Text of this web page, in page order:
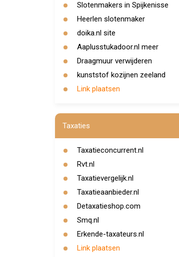
Slotenmakers in Spijkenisse
Heerlen slotenmaker
doika.nl site
Aaplusstukadoor.nl meer
Draagmuur verwijderen
kunststof kozijnen zeeland
Link plaatsen
Taxaties
Taxatieconcurrent.nl
Rvt.nl
Taxatievergelijk.nl
Taxatieaanbieder.nl
Detaxatieshop.com
Smq.nl
Erkende-taxateurs.nl
Link plaatsen